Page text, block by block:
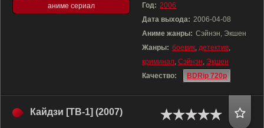
аниме сериал Год: 2006
Дата выхода: 2006-04-08
Аниме жанры: Сэйнэн, Экшен
Жанры: боевик, детектив,
криминал, Сэйнэн, Экшен
Качество:
BDRip 720p
Кайдзи [ТВ-1] (2007)